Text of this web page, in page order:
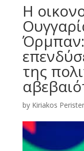
Η
της
by Kiriakos